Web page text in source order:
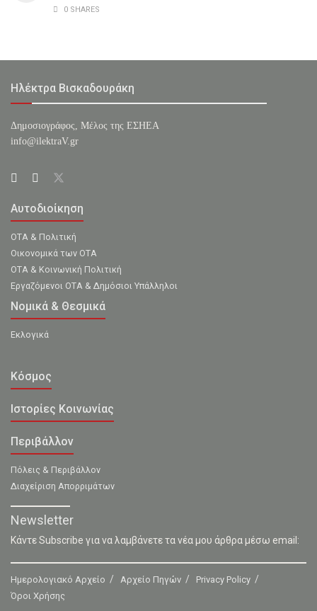
0 SHARES
Ηλέκτρα Βισκαδουράκη
Δημοσιογράφος, Μέλος της ΕΣHΕΑ
info@ilektraV.gr
Αυτοδιοίκηση
ΟΤΑ & Πολιτική
Οικονομικά των ΟΤΑ
ΟΤΑ & Κοινωνική Πολιτική
Εργαζόμενοι ΟΤΑ & Δημόσιοι Υπάλληλοι
Νομικά & Θεσμικά
Εκλογικά
Κόσμος
Ιστορίες Κοινωνίας
Περιβάλλον
Πόλεις & Περιβάλλον
Διαχείριση Απορριμάτων
Newsletter
Κάντε Subscribe για να λαμβάνετε τα νέα μου άρθρα μέσω email:
Ημερολογιακό Αρχείο Αρχείο Πηγών
Privacy Policy
Όροι Χρήσης